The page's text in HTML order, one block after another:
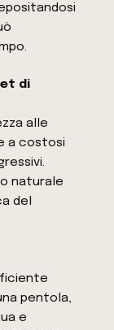
di
alle
a costosi
naturale
del
pentola,
e